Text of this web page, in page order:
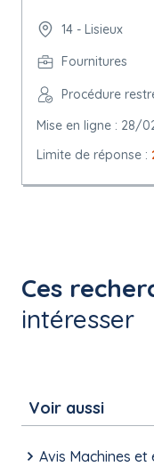
14 - Lisieux
Fournitures
Procédure
Mise en ligne : 28/
Limite de réponse :
Ces
intéresser
Voir aussi
Avis Machines